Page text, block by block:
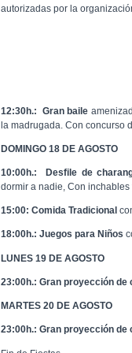
autorizadas por la
12:30h.: Gran baile
la madrugada. Con concurso
DOMINGO 18 DE AGOSTO
10:00h.: Desfile de
dormir a nadie, Con
15:00: Comida Tradicional
18:00h.: Juegos para Niños
LUNES 19 DE AGOSTO
23:00h.: Gran proyección de
MARTES 20 DE AGOSTO
23:00h.: Gran proyección de